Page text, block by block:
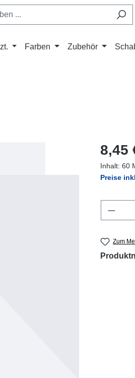
Farben Zubehör
Regulärer
8,45
Inhalt: 60
Preise
Zum